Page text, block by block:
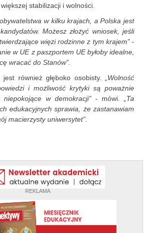
REKLAMA
stabilizacji i wolności.
w kilku krajach, a Polska jest
Możesz złożyć wniosek, jeśli
więzi rodzinne z tym krajem”-
w UE z paszportem UE byłoby idealne,
wracać do Stanów”.
jest również głęboko osobisty. „Wolność
i możliwość krytyki są poważnie
w demokracji”- mówi. „Ta
edukacyjnych sprawia, że zastanawiam
macierzysty uniwersytet”.